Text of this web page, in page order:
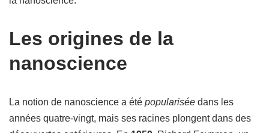
Les origines de la
nanoscience
La notion de nanoscience a été popularisée dans les
années quatre-vingt, mais ses racines plongent dans des